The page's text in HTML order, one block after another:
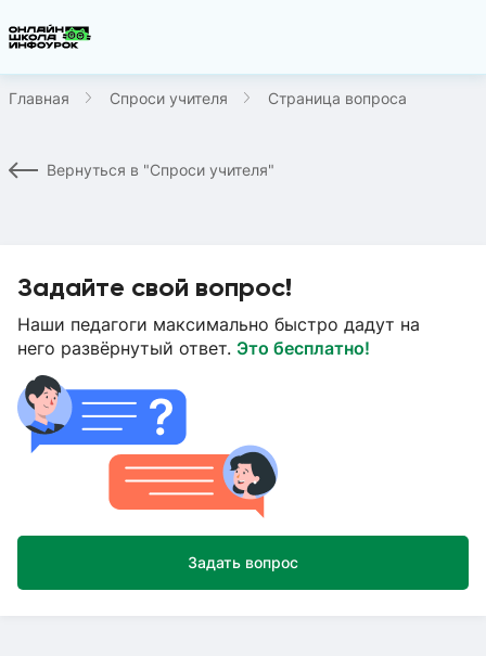
Главная Спроси учителя Страница вопроса
Вернуться в "Спроси учителя"
Задайте свой вопрос!
Наши педагоги максимально быстро дадут на
него развёрнутый ответ. Это бесплатно!
Задать вопрос